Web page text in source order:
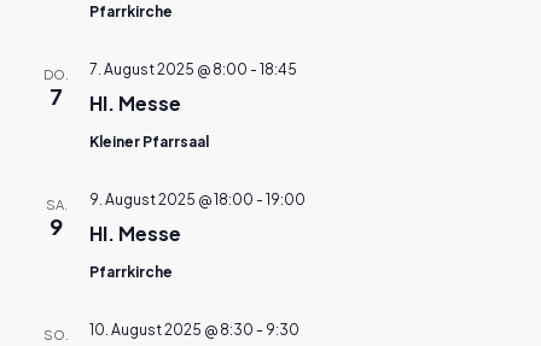
Pfarrkirche
DO.
7 Hl. Messe
7. August 2025 @ 8:00 - 18:45
Kleiner Pfarrsaal
SA.
9 Hl. Messe
9. August 2025 @ 18:00 - 19:00
Pfarrkirche
SO. 10. August 2025 @ 8:30 - 9:30